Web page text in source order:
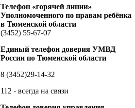
Телефон «горячей линии»
Уполномоченного по правам ребёнка
в Тюменской области
(3452) 55-67-07
Единый телефон доверия УМВД
России по Тюменской области
8 (3452)29-14-32
112 - всегда на связи